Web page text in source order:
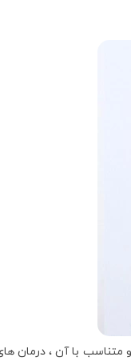
با آن ، درمان های